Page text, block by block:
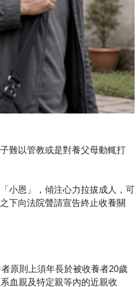
難以管教或是對養父母動輒打
小恩」，傾注心力拉拔成人，可
下向法院聲請宣告終止收養關
原則上須年長於被收養者20歲
血親及特定親等內的近親收